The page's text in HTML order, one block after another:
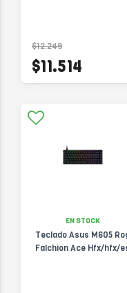
$12.249
$11.514
EN STOCK
Teclado Asus M605
Falchion Ace Hfx/hfx/